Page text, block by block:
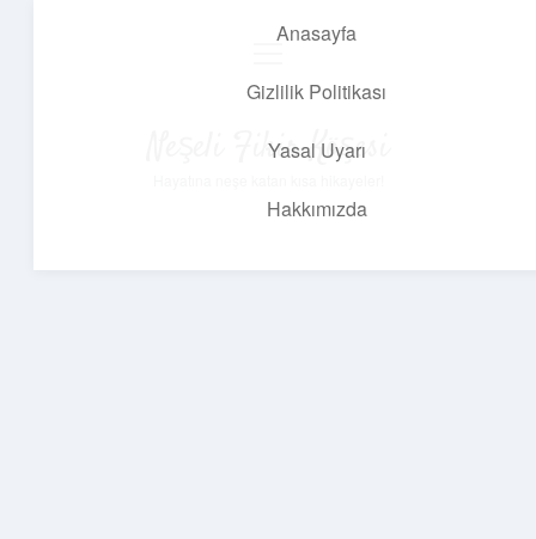
Anasayfa
Gizlilik Politikası
Yasal Uyarı
Hakkımızda
Neşeli Fikir Köşesi